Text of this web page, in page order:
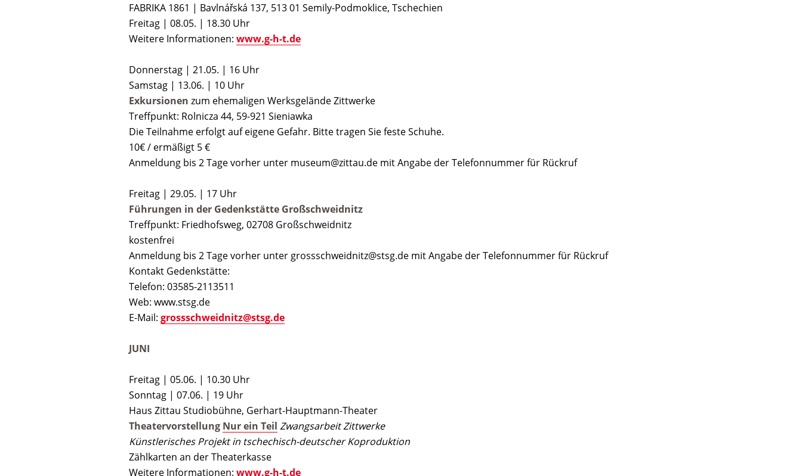
FABRIKA 1861 | Bavlnářská 137, 513 01 Semily-Podmoklice, Tschechien
Freitag | 08.05. | 18.30 Uhr
Weitere Informationen: www.g-h-t.de
Donnerstag | 21.05. | 16 Uhr
Samstag | 13.06. | 10 Uhr
Exkursionen zum ehemaligen Werksgelände Zittwerke
Treffpunkt: Rolnicza 44, 59-921 Sieniawka
Die Teilnahme erfolgt auf eigene Gefahr. Bitte tragen Sie feste Schuhe.
10€ / ermäßigt 5 €
Anmeldung bis 2 Tage vorher unter museum@zittau.de mit Angabe der Telefonnummer für Rückruf
Freitag | 29.05. | 17 Uhr
Führungen in der Gedenkstätte Großschweidnitz
Treffpunkt: Friedhofsweg, 02708 Großschweidnitz
kostenfrei
Anmeldung bis 2 Tage vorher unter grossschweidnitz@stsg.de mit Angabe der Telefonnummer für Rückruf
Kontakt Gedenkstätte:
Telefon: 03585-2113511
Web: www.stsg.de
E-Mail: grossschweidnitz@stsg.de
JUNI
Freitag | 05.06. | 10.30 Uhr
Sonntag | 07.06. | 19 Uhr
Haus Zittau Studiobühne, Gerhart-Hauptmann-Theater
Theatervorstellung Nur ein Teil Zwangsarbeit Zittwerke
Künstlerisches Projekt in tschechisch-deutscher Koproduktion
Zählkarten an der Theaterkasse
Weitere Informationen: www.g-h-t.de